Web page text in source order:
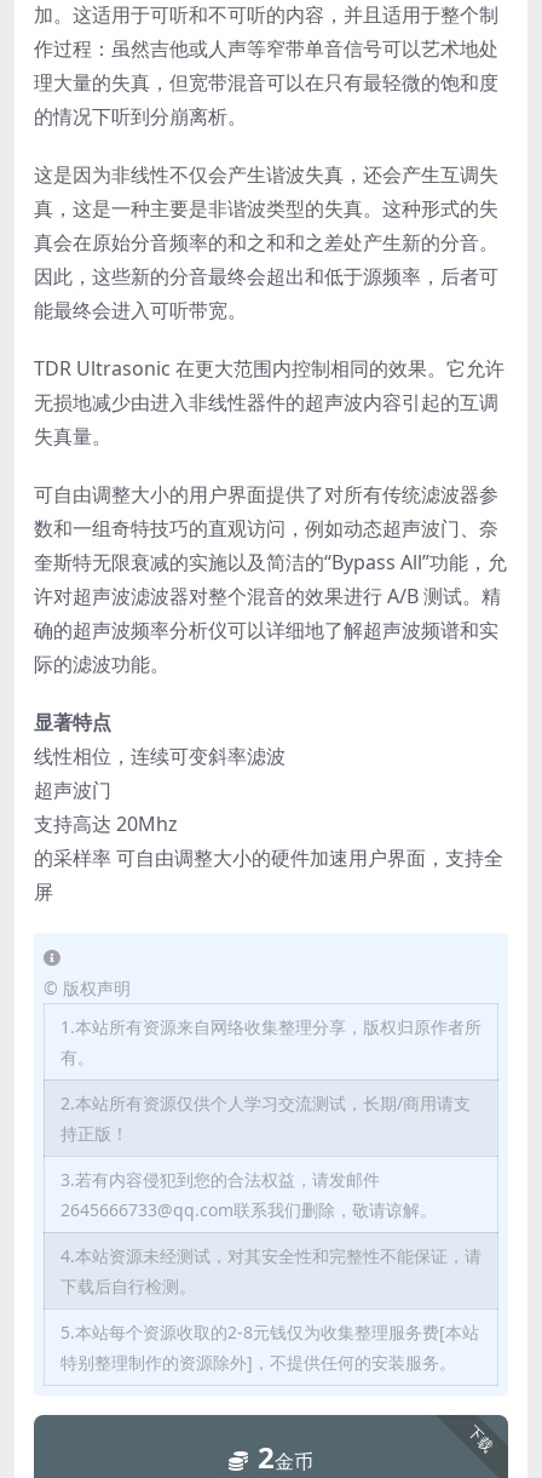
加。这适用于可听和不可听的内容，并且适用于整个制
作过程：虽然吉他或人声等窄带单音信号可以艺术地处
理大量的失真，但宽带混音可以在只有最轻微的饱和度
的情况下听到分崩离析。
这是因为非线性不仅会产生谐波失真，还会产生互调失
真，这是一种主要是非谐波类型的失真。这种形式的失
真会在原始分音频率的和之和和之差处产生新的分音。
因此，这些新的分音最终会超出和低于源频率，后者可
能最终会进入可听带宽。
TDR Ultrasonic 在更大范围内控制相同的效果。它允许
无损地减少由进入非线性器件的超声波内容引起的互调
失真量。
可自由调整大小的用户界面提供了对所有传统滤波器参
数和一组奇特技巧的直观访问，例如动态超声波门、奈
奎斯特无限衰减的实施以及简洁的“Bypass All”功能，允
许对超声波滤波器对整个混音的效果进行 A/B 测试。精
确的超声波频率分析仪可以详细地了解超声波频谱和实
际的滤波功能。
显著特点
线性相位，连续可变斜率滤波
超声波门
支持高达 20Mhz
的采样率 可自由调整大小的硬件加速用户界面，支持全
屏
© 版权声明
1.本站所有资源来自网络收集整理分享，版权归原作者所
有。
2.本站所有资源仅供个人学习交流测试，长期/商用请支
持正版！
3.若有内容侵犯到您的合法权益，请发邮件
2645666733@qq.com联系我们删除，敬请谅解。
4.本站资源未经测试，对其安全性和完整性不能保证，请
下载后自行检测。
5.本站每个资源收取的2-8元钱仅为收集整理服务费[本站
特别整理制作的资源除外]，不提供任何的安装服务。
下载
2金币